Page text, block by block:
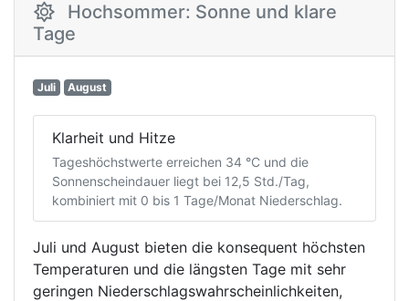
Hochsommer: Sonne und klare
Tage
Juli August
Klarheit und Hitze
Tageshöchstwerte erreichen 34 °C und die
Sonnenscheindauer liegt bei 12,5 Std./Tag,
kombiniert mit 0 bis 1 Tage/Monat Niederschlag.
Juli und August bieten die konsequent höchsten
Temperaturen und die längsten Tage mit sehr
geringen Niederschlagswahrscheinlichkeiten,